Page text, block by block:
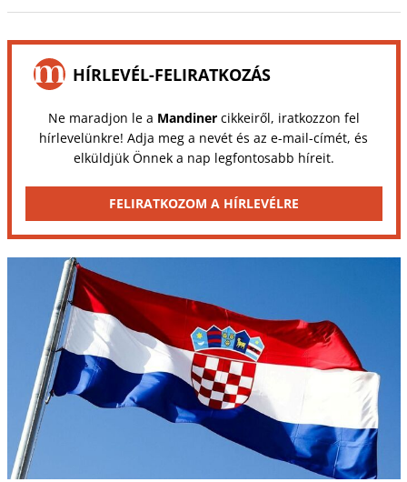
HÍRLEVÉL-FELIRATKOZÁS
Ne maradjon le a Mandinercikkeiről, iratkozzon fel
hírlevelünkre! Adja meg a nevét és az e-mail-címét, és
elküldjük Önnek a nap legfontosabb híreit.
FELIRATKOZOM A HÍRLEVÉLRE